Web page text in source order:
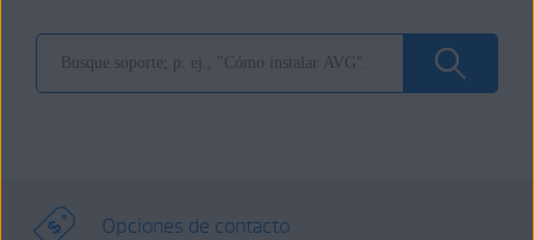
Opciones de contacto